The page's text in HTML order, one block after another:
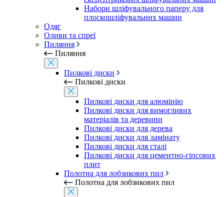
Набори шліфувального паперу для
плоскошліфувальних машин
Одяг
Оливи та спреї
Пиляння
Пиляння
Пилкові диски
Пилкові диски
Пилкові диски для алюмінію
Пилкові диски для вимогливих
матеріалів та деревини
Пилкові диски для дерева
Пилкові диски для ламінату
Пилкові диски для сталі
Пилкові диски для цементно-гіпсових
плит
Полотна для лобзикових пил
Полотна для лобзикових пил